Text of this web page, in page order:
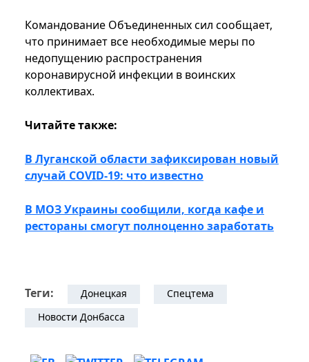
Командование Объединенных сил сообщает,
что принимает все необходимые меры по
недопущению распространения
коронавирусной инфекции в воинских
коллективах.
Читайте также:
В Луганской области зафиксирован новый
случай COVID-19: что известно
В МОЗ Украины сообщили, когда кафе и
рестораны смогут полноценно заработать
Теги: Донецкая
Спецтема
Новости Донбасса